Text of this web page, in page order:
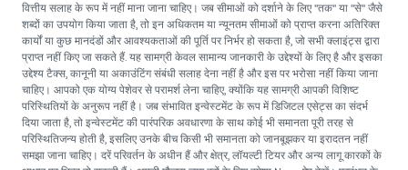
वित्तीय सलाह के रूप में नहीं माना जाना चाहिए। जब सीमाओं को दर्शाने के लिए "तक" या "से" जैसे
शब्दों का उपयोग किया जाता है, तो इन अधिकतम या न्यूनतम सीमाओं को प्राप्त करना अतिरिक्त
कार्यों या कुछ मानदंडों और आवश्यकताओं की पूर्ति पर निर्भर हो सकता है, जो सभी क्लाइंट्स द्वारा
प्राप्त नहीं किए जा सकते हैं. यह सामग्री केवल सामान्य जानकारी के उद्देश्यों के लिए है और इसका
उद्देश्य टैक्स, कानूनी या अकाउंटिंग संबंधी सलाह देना नहीं है और इस पर भरोसा नहीं किया जाना
चाहिए। आपको एक योग्य पेशेवर से परामर्श लेना चाहिए, क्योंकि यह सामग्री आपकी विशिष्ट
परिस्थितियों के अनुरूप नहीं है। जब संभावित इन्वेस्टमेंट के रूप में डिजिटल एसेट्स का संदर्भ
दिया जाता है, तो इन्वेस्टमेंट की पारंपरिक अवधारणा के साथ कोई भी समानता पूरी तरह से
परिस्थितिजन्य होती है, इसलिए उनके बीच किसी भी समानता को जानबूझकर या इरादतन नहीं
समझा जाना चाहिए। दरें परिवर्तन के अधीन हैं और क्षेत्र, लॉयल्टी टियर और अन्य लागू कारकों के